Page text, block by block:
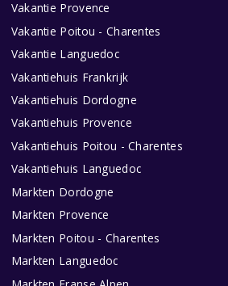
Vakantie Provence
Vakantie Poitou - Charentes
Vakantie Languedoc
Vakantiehuis Frankrijk
Vakantiehuis Dordogne
Vakantiehuis Provence
Vakantiehuis Poitou - Charentes
Vakantiehuis Languedoc
Markten Dordogne
Markten Provence
Markten Poitou - Charentes
Markten Languedoc